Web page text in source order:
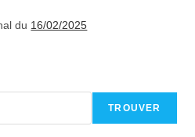
du 16/02/2025
TROUVER